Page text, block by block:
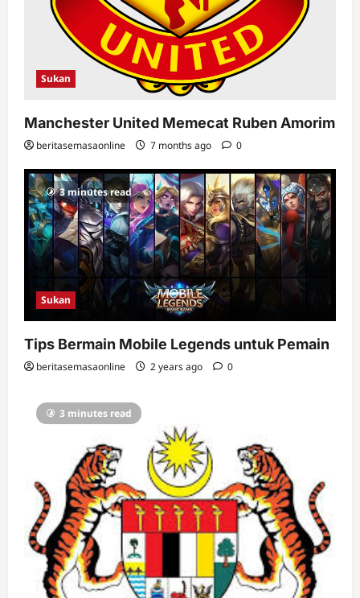
Sukan
Manchester United Memecat Ruben Amorim
beritasemasaonline 7 months ago 0
3 minutes read
Sukan
Tips Bermain Mobile Legends untuk Pemain
beritasemasaonline 2 years ago 0
3 minutes read